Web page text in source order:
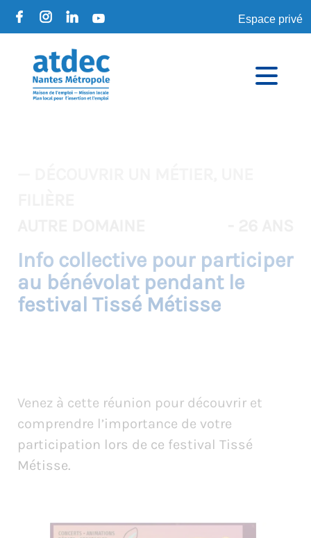
Espace privé
Info collective pour participer
au bénévolat pendant le
festival Tissé Métisse
Venez à cette réunion pour découvrir et
comprendre l’importance de votre
participation lors de ce festival Tissé
Métisse.